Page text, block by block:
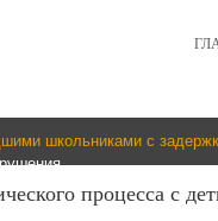
школьниками с
процесса с